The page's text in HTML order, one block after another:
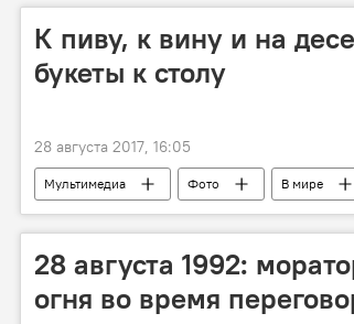
К пиву, к вину и на
букеты к столу
28 августа 2017, 16:05
Мультимедиа Фото В мире
28 августа 1992:
огня во время